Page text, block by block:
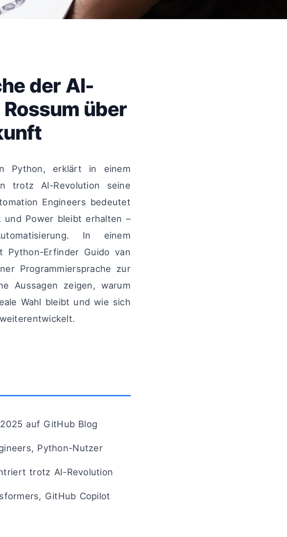
der AI-
über
Python, erklärt in einem
trotz AI-Revolution seine
Engineers bedeutet
und Power bleibt erhalten –
In einem
Python-Erfinder Guido van
Programmiersprache zur
Aussagen zeigen, warum
Wahl bleibt und wie sich
auf GitHub Blog
Python-Nutzer
trotz AI-Revolution
GitHub Copilot